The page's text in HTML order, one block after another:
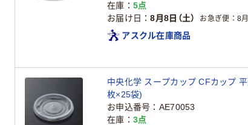
在庫
5点
お届け日
8月8日（土） お急ぎ便 8月
アスクル在庫商品
中央化学 スープカップ CFカップ
枚×25袋)
お申込番号
AE70053
在庫
3点